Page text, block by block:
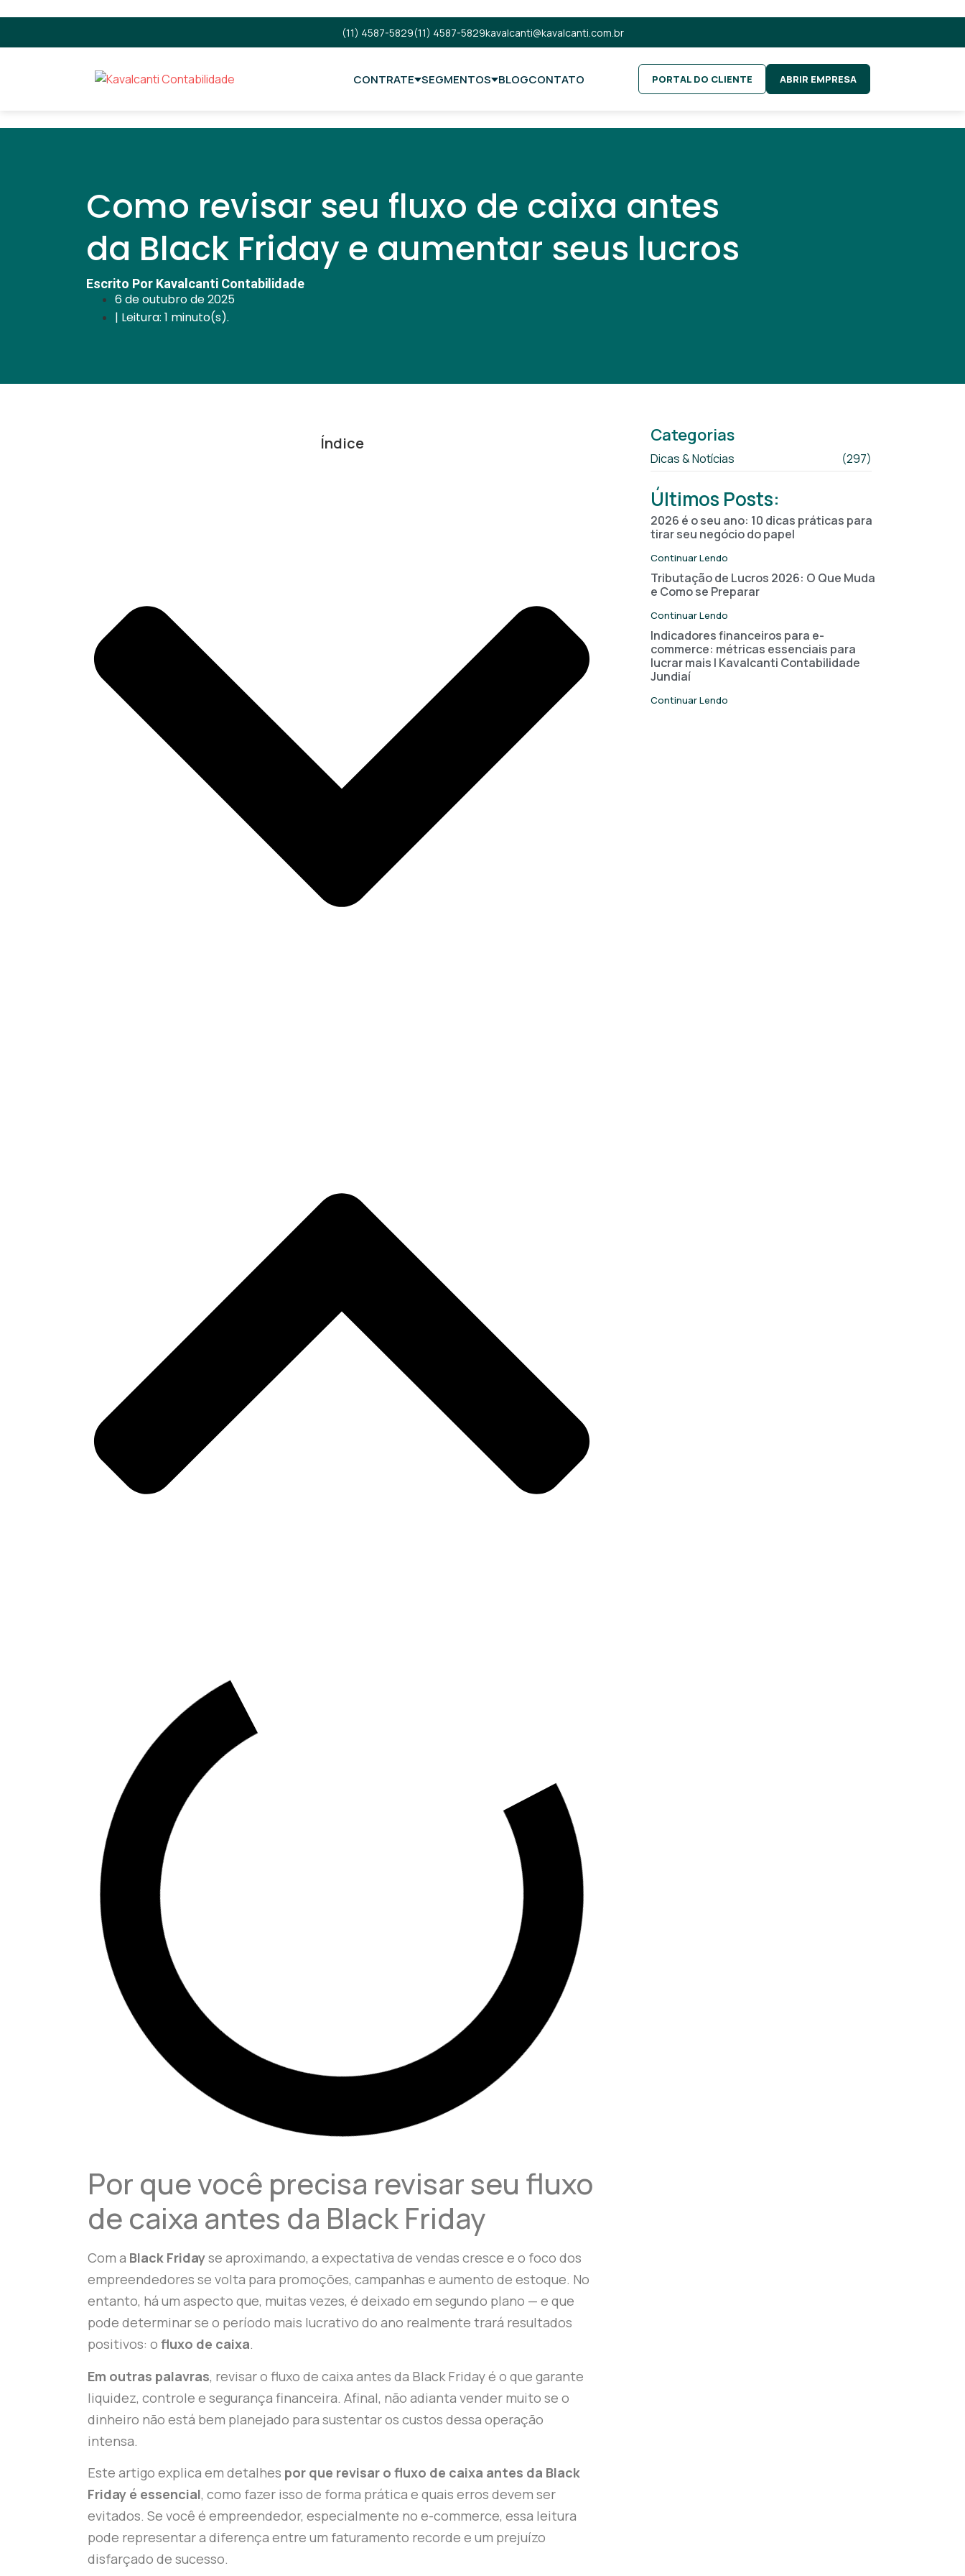
(11) 4587-5829(11) 4587-5829kavalcanti@kavalcanti.com.br
CONTRATE SEGMENTOS BLOGCONTATO PORTAL DO CLIENTE ABRIR EMPRESA
Como revisar seu fluxo de caixa antes
da Black Friday e aumentar seus lucros
Escrito Por Kavalcanti Contabilidade
6 de outubro de 2025
| Leitura: 1 minuto(s).
Índice
Por que você precisa revisar seu fluxo
de caixa antes da Black Friday
Com a Black Fridayse aproximando, a expectativa de vendas cresce e o foco dos
empreendedores se volta para promoções, campanhas e aumento de estoque. No
entanto, há um aspecto que, muitas vezes, é deixado em segundo plano — e que
pode determinar se o período mais lucrativo do ano realmente trará resultados
positivos: o fluxo de caixa.
Em outras palavras, revisar o fluxo de caixa antes da Black Friday é o que garante
liquidez, controle e segurança financeira. Afinal, não adianta vender muito se o
dinheiro não está bem planejado para sustentar os custos dessa operação
intensa.
Este artigo explica em detalhes por que revisar o fluxo de caixa antes da Black
Friday é essencial, como fazer isso de forma prática e quais erros devem ser
evitados. Se você é empreendedor, especialmente no e-commerce, essa leitura
pode representar a diferença entre um faturamento recorde e um prejuízo
disfarçado de sucesso.
Categorias
Dicas & Notícias (297)
Últimos Posts:
2026 é o seu ano: 10 dicas práticas para
tirar seu negócio do papel
Continuar Lendo
Tributação de Lucros 2026: O Que Muda
e Como se Preparar
Continuar Lendo
Indicadores financeiros para e-
commerce: métricas essenciais para
lucrar mais | Kavalcanti Contabilidade
Jundiaí
Continuar Lendo